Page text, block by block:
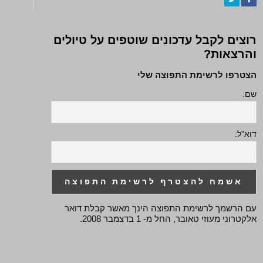
רוצים לקבל עדכונים שוטפים על טיולים
והרצאות?
הצטרפו לרשימת התפוצה שלי
שם:
דוא"ל:
עם הרשמך לרשימת התפוצה הינך מאשר קבלת דואר
אלקטרוני מעוזי טאובר, החל מ- 1 בדצמבר 2008.